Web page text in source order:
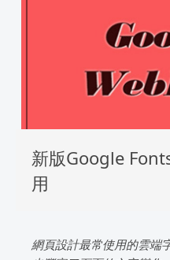
新版Google
用
網頁設計最常使用的雲端